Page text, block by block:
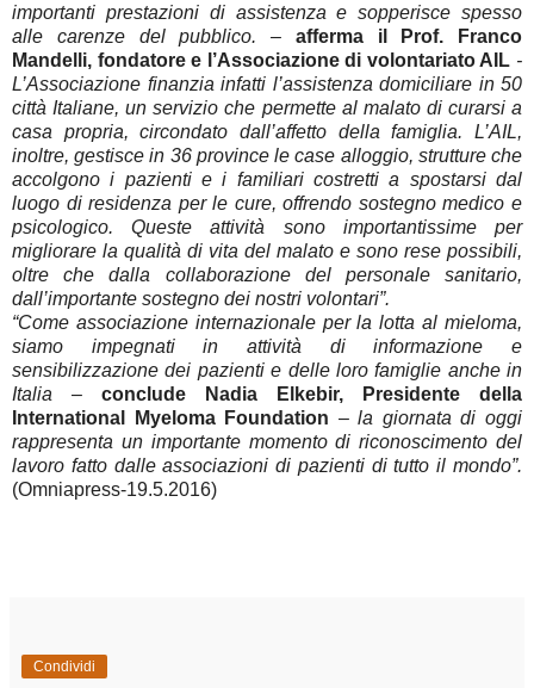
importanti prestazioni di assistenza e sopperisce spesso
alle carenze del pubblico. – afferma il Prof. Franco
Mandelli, fondatore e l’Associazione di volontariato AIL -
L’Associazione finanzia infatti l’assistenza domiciliare in 50
città Italiane, un servizio che permette al malato di curarsi a
casa propria, circondato dall’affetto della famiglia. L’AIL,
inoltre, gestisce in 36 province le case alloggio, strutture che
accolgono i pazienti e i familiari costretti a spostarsi dal
luogo di residenza per le cure, offrendo sostegno medico e
psicologico. Queste attività sono importantissime per
migliorare la qualità di vita del malato e sono rese possibili,
oltre che dalla collaborazione del personale sanitario,
dall’importante sostegno dei nostri volontari”.
“Come associazione internazionale per la lotta al mieloma,
siamo impegnati in attività di informazione e
sensibilizzazione dei pazienti e delle loro famiglie anche in
Italia – conclude Nadia Elkebir, Presidente della
International Myeloma Foundation –la giornata di oggi
rappresenta un importante momento di riconoscimento del
lavoro fatto dalle associazioni di pazienti di tutto il mondo”.
(Omniapress-19.5.2016)
Condividi